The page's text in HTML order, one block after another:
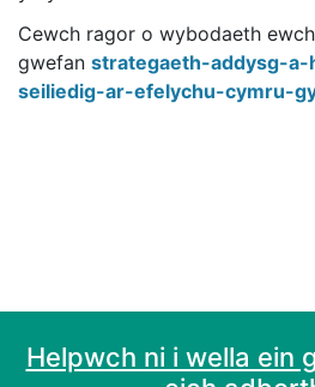
Cewch ragor o wybodaeth
gwefan strategaeth-addysg-
seiliedig-ar-efelychu-cymru-
Helpwch ni i wella ein